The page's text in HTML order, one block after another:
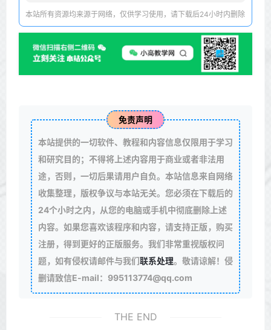
本站所有资源均来源于网络，仅供学习使用，请下载后24小时内删除
免责声明
本站提供的一切软件、教程和内容信息仅限用于学习
和研究目的；不得将上述内容用于商业或者非法用
途，否则，一切后果请用户自负。本站信息来自网络
收集整理，版权争议与本站无关。您必须在下载后的
24个小时之内，从您的电脑或手机中彻底删除上述
内容。如果您喜欢该程序和内容，请支持正版，购买
注册，得到更好的正版服务。我们非常重视版权问
题，如有侵权请邮件与我们联系处理。敬请谅解！侵
删请致信E-mail：995113774@qq.com
THE END